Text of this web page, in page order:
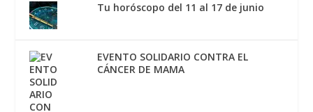
Tu horóscopo del 11 al 17 de junio
EVENTO SOLIDARIO CONTRA EL
CÁNCER DE MAMA